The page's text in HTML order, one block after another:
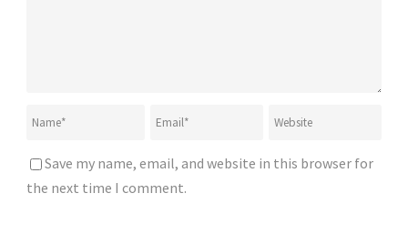
Save my name, email, and website in this browser for
the next time I comment.